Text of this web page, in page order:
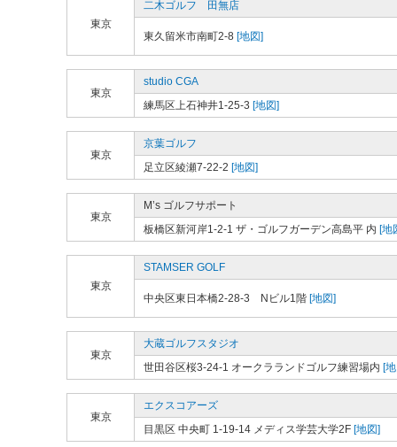
東京
二木ゴルフ 田無店
東久留米市南町2-8 [地図]
東京
studio CGA
練馬区上石神井1-25-3 [地図]
東京
京葉ゴルフ
足立区綾瀬7-22-2 [地図]
東京
M’s ゴルフサポート
板橋区新河岸1-2-1 ザ・ゴルフガーデン高島平 内 [地
東京
STAMSER GOLF
中央区東日本橋2-28-3 Nビル1階 [地図]
東京
大蔵ゴルフスタジオ
世田谷区桜3-24-1 オークラランドゴルフ練習場内 [
東京
エクスコアーズ
目黒区 中央町 1-19-14 メディス学芸大学2F [地図]